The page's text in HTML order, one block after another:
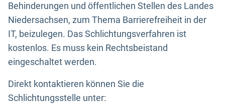
Behinderungen und öffentlichen Stellen des Landes
Niedersachsen, zum Thema Barrierefreiheit in der
IT, beizulegen. Das Schlichtungsverfahren ist
kostenlos. Es muss kein Rechtsbeistand
eingeschaltet werden.
Direkt kontaktieren können Sie die
Schlichtungsstelle unter: